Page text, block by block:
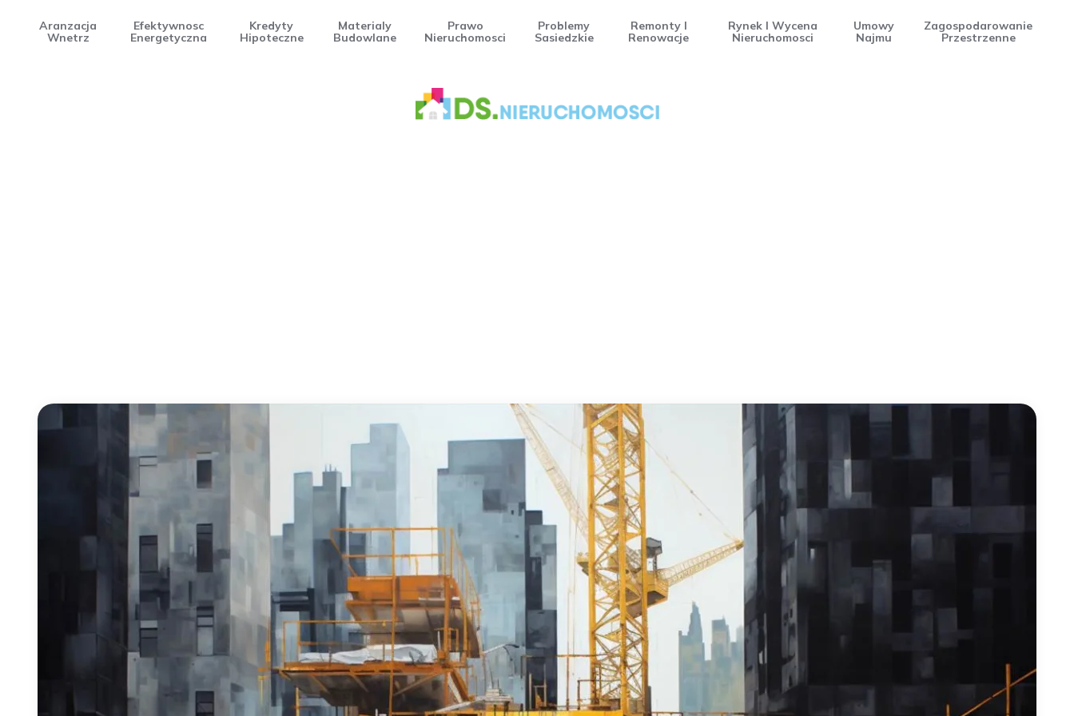
Aranzacja
Wnetrz
Efektywnosc
Energetyczna
Kredyty
Hipoteczne
Materialy
Budowlane
Prawo
Nieruchomosci
Problemy
Sasiedzkie
Remonty I
Renowacje
Rynek I Wycena
Nieruchomosci
Umowy
Najmu
Zagospodarowanie
Przestrzenne